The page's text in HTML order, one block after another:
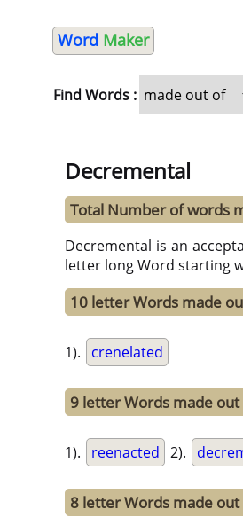
Word Maker
Find Words :
Decremental
Total Number of words
Decremental is an
letter long Word starting
10 letter Words made
1). crenelated
9 letter Words made
1). reenacted 2).
8 letter Words made